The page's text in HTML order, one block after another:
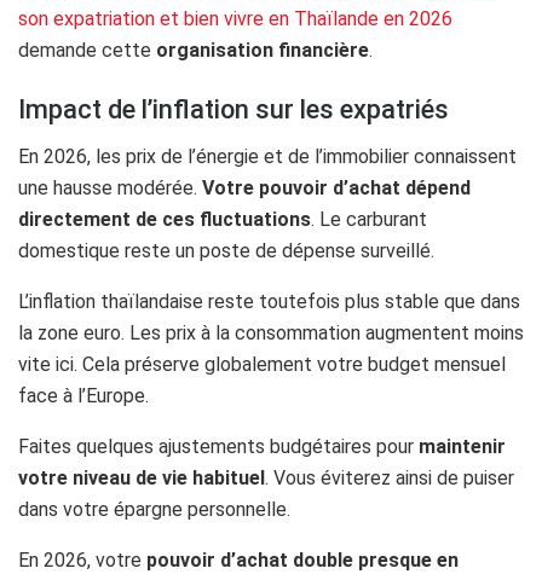
son expatriation et bien vivre en Thaïlande en 2026
demande cette organisation financière.
Impact de l’inflation sur les expatriés
En 2026, les prix de l’énergie et de l’immobilier connaissent
une hausse modérée. Votre pouvoir d’achat dépend
directement de ces fluctuations. Le carburant
domestique reste un poste de dépense surveillé.
L’inflation thaïlandaise reste toutefois plus stable que dans
la zone euro. Les prix à la consommation augmentent moins
vite ici. Cela préserve globalement votre budget mensuel
face à l’Europe.
Faites quelques ajustements budgétaires pour maintenir
votre niveau de vie habituel. Vous éviterez ainsi de puiser
dans votre épargne personnelle.
En 2026, votre pouvoir d’achat double presque en